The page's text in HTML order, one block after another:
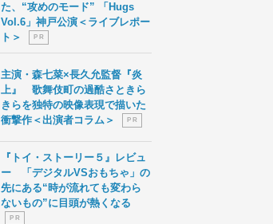
た、“攻めのモード” 「Hugs
Vol.6」神戸公演＜ライブレポー
ト＞
P R
主演・森七菜×長久允監督『炎
上』 歌舞伎町の過酷さときら
きらを独特の映像表現で描いた
衝撃作＜出演者コラム＞
P R
『トイ・ストーリー５』レビュ
ー 「デジタルVSおもちゃ」の
先にある“時が流れても変わら
ないもの”に目頭が熱くなる
P R